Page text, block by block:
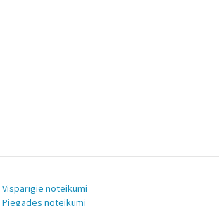
Vispārīgie noteikumi
Piegādes noteikumi